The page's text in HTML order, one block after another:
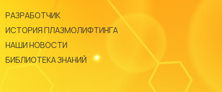
РАЗРАБОТЧИК
ИСТОРИЯ ПЛАЗМОЛИФТИНГА
НАШИ НОВОСТИ
БИБЛИОТЕКА ЗНАНИЙ